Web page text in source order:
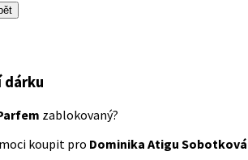
dárku
zablokovaný?
koupit pro Dominika Atigu Sobotková